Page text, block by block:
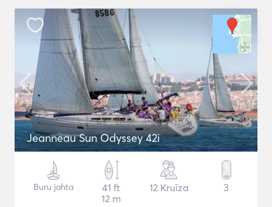
Jeanneau Sun Odyssey 42i
Buru jahta
41 ft
12 m
12 Kruīza 3